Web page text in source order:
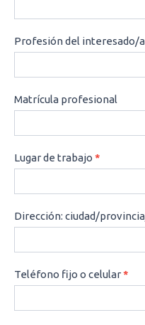
Profesión del interesado/a
Matrícula profesional
Lugar de trabajo *
Dirección: ciudad/
Teléfono fijo o celular*